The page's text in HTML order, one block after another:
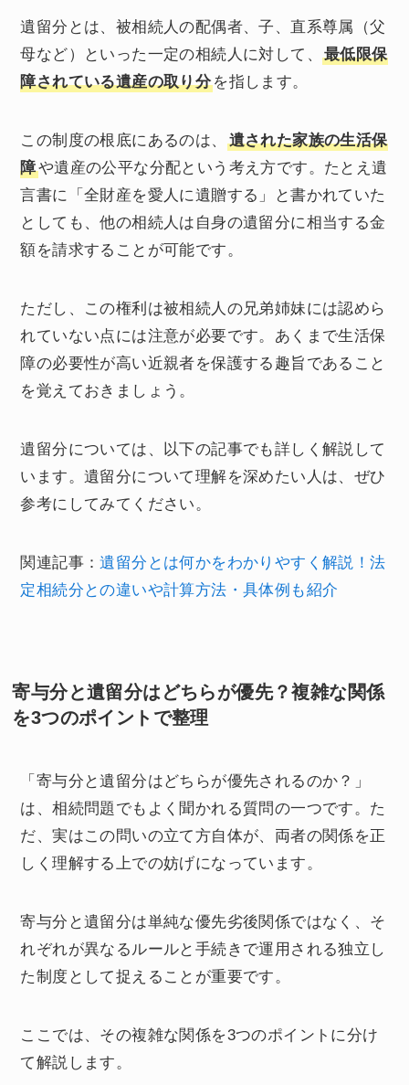
遺留分とは、被相続人の配偶者、子、直系尊属（父
母など）といった一定の相続人に対して、最低限保
障されている遺産の取り分を指します。
この制度の根底にあるのは、
遺された家族の生活保
障や遺産の公平な分配という考え方です。たとえ遺
言書に「全財産を愛人に遺贈する」と書かれていた
としても、他の相続人は自身の遺留分に相当する金
額を請求することが可能です。
ただし、この権利は被相続人の兄弟姉妹には認めら
れていない点には注意が必要です。あくまで生活保
障の必要性が高い近親者を保護する趣旨であること
を覚えておきましょう。
遺留分については、以下の記事でも詳しく解説して
います。遺留分について理解を深めたい人は、ぜひ
参考にしてみてください。
関連記事：遺留分とは何かをわかりやすく解説！法
定相続分との違いや計算方法・具体例も紹介
寄与分と遺留分はどちらが優先？複雑な関係
を3つのポイントで整理
「寄与分と遺留分はどちらが優先されるのか？」
は、相続問題でもよく聞かれる質問の一つです。た
だ、実はこの問いの立て方自体が、両者の関係を正
しく理解する上での妨げになっています。
寄与分と遺留分は単純な優先劣後関係ではなく、そ
れぞれが異なるルールと手続きで運用される独立し
た制度として捉えることが重要です。
ここでは、その複雑な関係を3つのポイントに分け
て解説します。